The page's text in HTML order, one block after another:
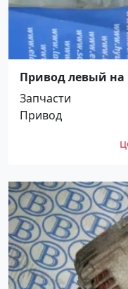
Привод левый на
Спортейдж 1995-
Запчасти
Привод